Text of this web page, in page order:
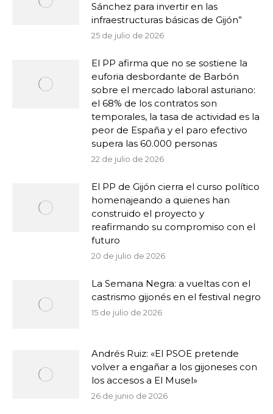
Sánchez para invertir en las
infraestructuras básicas de Gijón”
25 de julio de 2026
El PP afirma que no se sostiene la
euforia desbordante de Barbón
sobre el mercado laboral asturiano:
el 68% de los contratos son
temporales, la tasa de actividad es la
peor de España y el paro efectivo
supera las 60.000 personas
22 de julio de 2026
El PP de Gijón cierra el curso político
homenajeando a quienes han
construido el proyecto y
reafirmando su compromiso con el
futuro
20 de julio de 2026
La Semana Negra: a vueltas con el
castrismo gijonés en el festival negro
15 de julio de 2026
Andrés Ruiz: «El PSOE pretende
volver a engañar a los gijoneses con
los accesos a El Musel»
26 de junio de 2026